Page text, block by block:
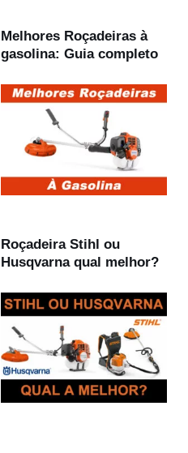
Melhores Roçadeiras à
gasolina: Guia completo
Roçadeira Stihl ou
Husqvarna qual melhor?